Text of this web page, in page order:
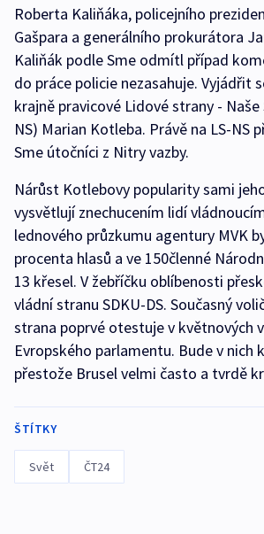
Roberta Kaliňáka, policejního
Gašpara a generálního prokurátora
Kaliňák podle Sme odmítl případ
do práce policie nezasahuje. Vyjádřit
krajně pravicové Lidové strany - Naše
NS) Marian Kotleba. Právě na LS-NS
Sme útočníci z Nitry vazby.
Nárůst Kotlebovy popularity sami
vysvětlují znechucením lidí
lednového průzkumu agentury MVK
procenta hlasů a ve 150členné
13 křesel. V žebříčku oblíbenosti
vládní stranu SDKU-DS. Současný
strana poprvé otestuje v květnových
Evropského parlamentu. Bude v nich
přestože Brusel velmi často a tvrdě
ŠTÍTKY
Svět ČT24